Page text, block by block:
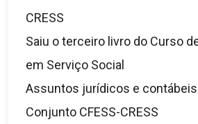
CRESS
Saiu o terceiro livro do Curso
em Serviço Social
Assuntos jurídicos e
Conjunto CFESS-CRESS